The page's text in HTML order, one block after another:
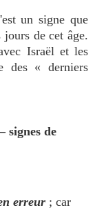
un signe que
de cet âge.
Israël et les
des « derniers
signes de
erreur; car